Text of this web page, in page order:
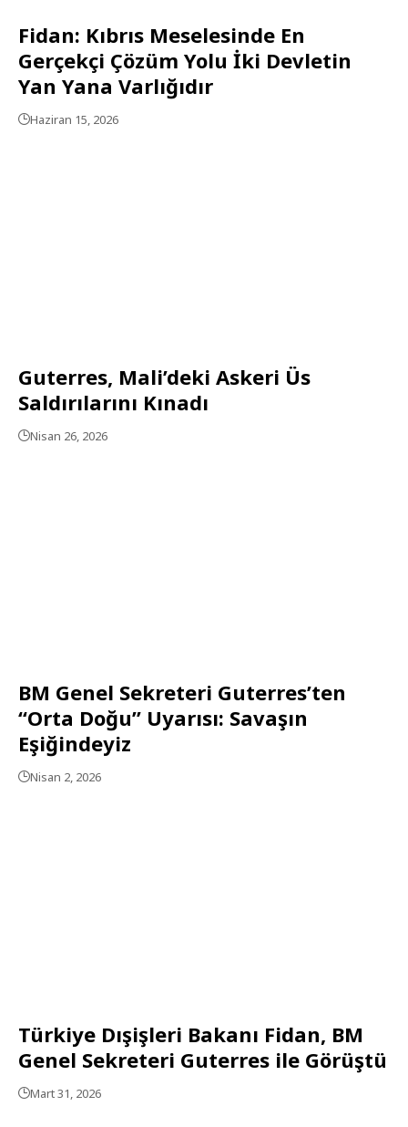
Fidan: Kıbrıs Meselesinde En
Gerçekçi Çözüm Yolu İki Devletin
Yan Yana Varlığıdır
Haziran 15, 2026
Guterres, Mali’deki Askeri Üs
Saldırılarını Kınadı
Nisan 26, 2026
BM Genel Sekreteri Guterres’ten
“Orta Doğu” Uyarısı: Savaşın
Eşiğindeyiz
Nisan 2, 2026
Türkiye Dışişleri Bakanı Fidan, BM
Genel Sekreteri Guterres ile Görüştü
Mart 31, 2026